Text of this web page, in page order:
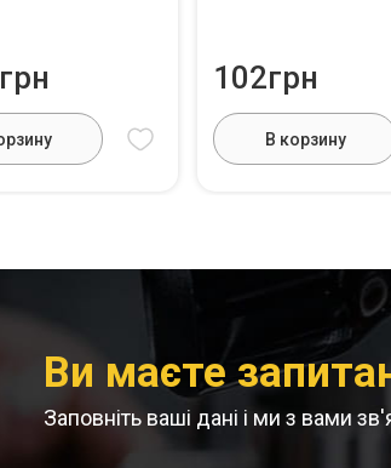
102грн
В корзину
Ви маєте
Заповніть ваші дані і ми з вами